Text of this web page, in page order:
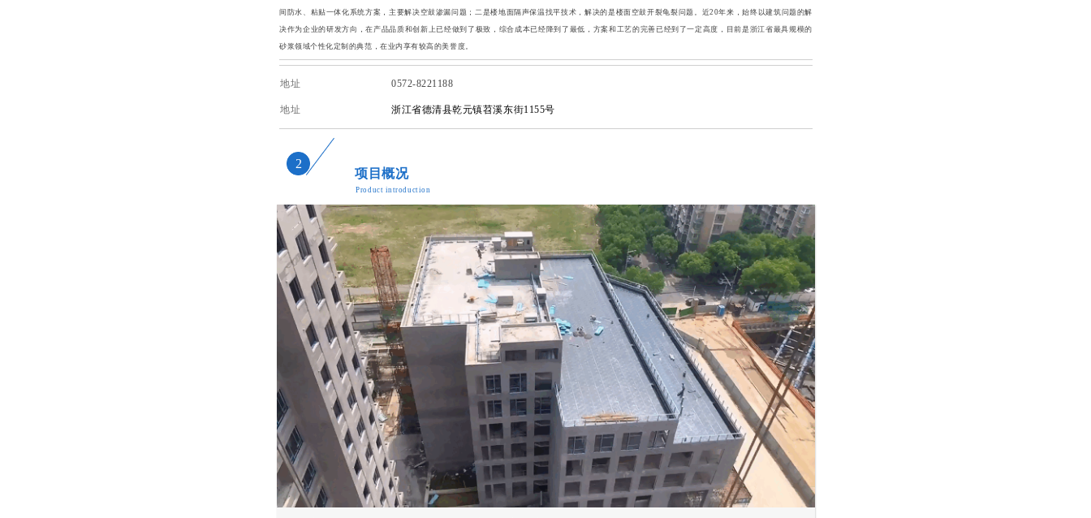
间防水、粘贴一体化系统方案，主要解决空鼓渗漏问题；二是楼地面隔声保温找平技术，解决的是楼面空鼓开裂龟裂问题。近20年来，始终以建筑问题的解
决作为企业的研发方向，在产品品质和创新上已经做到了极致，综合成本已经降到了最低，方案和工艺的完善已经到了一定高度，目前是浙江省最具规模的
砂浆领域个性化定制的典范，在业内享有较高的美誉度。
地址 0572-8221188
地址 浙江省德清县乾元镇苕溪东街1155号
2
项目概况
Product introduction